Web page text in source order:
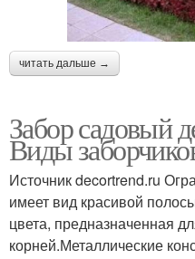
читать дальше →
Забор садовый
Виды
Источник decortrend.ru
имеет вид красивой
цвета, предназначенная
корней.Металлические